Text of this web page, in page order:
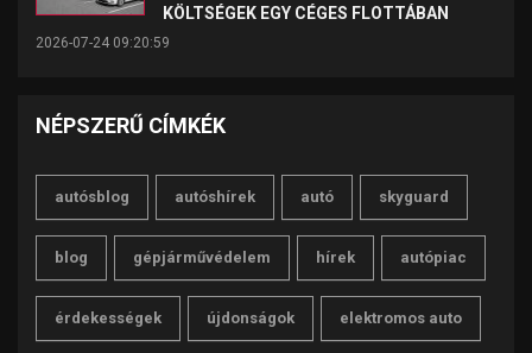
KÖLTSÉGEK EGY CÉGES FLOTTÁBAN
2026-07-24 09:20:59
NÉPSZERŰ CÍMKÉK
autósblog autóshírek autó skyguard
blog gépjárművédelem hírek autópiac
érdekességek újdonságok elektromos auto